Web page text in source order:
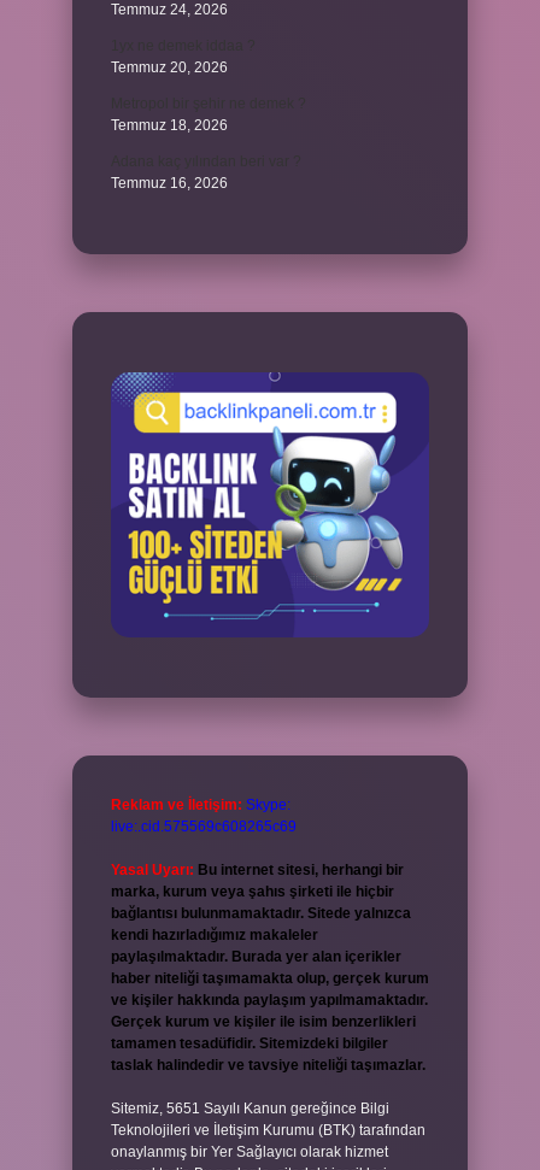
Temmuz 24, 2026
Temmuz 20, 2026
Temmuz 18, 2026
Temmuz 16, 2026
Reklam ve İletişim: Skype:
live:.cid.575569c608265c69
Yasal Uyarı: Bu internet sitesi, herhangi bir
marka, kurum veya şahıs şirketi ile hiçbir
bağlantısı bulunmamaktadır. Sitede yalnızca
kendi hazırladığımız makaleler
paylaşılmaktadır. Burada yer alan içerikler
haber niteliği taşımamakta olup, gerçek kurum
ve kişiler hakkında paylaşım yapılmamaktadır.
Gerçek kurum ve kişiler ile isim benzerlikleri
tamamen tesadüfidir. Sitemizdeki bilgiler
taslak halindedir ve tavsiye niteliği taşımazlar.
Sitemiz, 5651 Sayılı Kanun gereğince Bilgi
Teknolojileri ve İletişim Kurumu (BTK) tarafından
onaylanmış bir Yer Sağlayıcı olarak hizmet